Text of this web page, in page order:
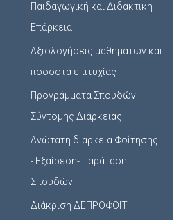
Παιδαγωγική και Διδακτική
Επάρκεια
Αξιολογήσεις μαθημάτων και
ποσοστά επιτυχίας
Προγράμματα Σπουδών
Σύντομης Διάρκειας
Ανώτατη διάρκεια Φοίτησης
- Εξαίρεση- Παράταση
Σπουδών
Διάκριση ΔΕΠΡΟΦΟΙΤ